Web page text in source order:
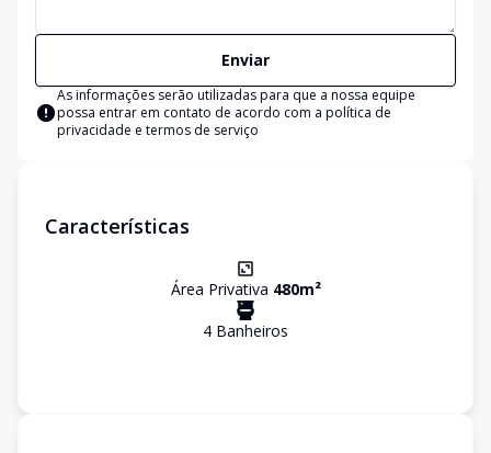
Enviar
As informações serão utilizadas para que a nossa equipe
possa entrar em contato de acordo com a política de
privacidade e termos de serviço
Características
Área Privativa 480m²
4 Banheiros